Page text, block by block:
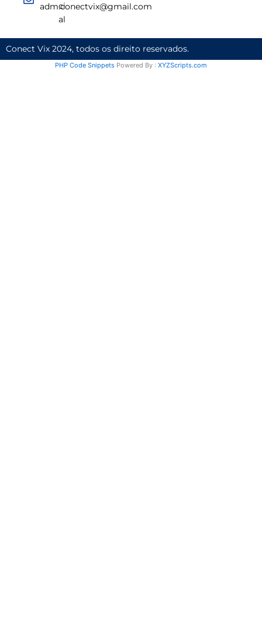
adm.conectvix@gmail.com
ci
al
Conect Vix 2024, todos os direito reservados.
PHP Code Snippets Powered By : XYZScripts.com